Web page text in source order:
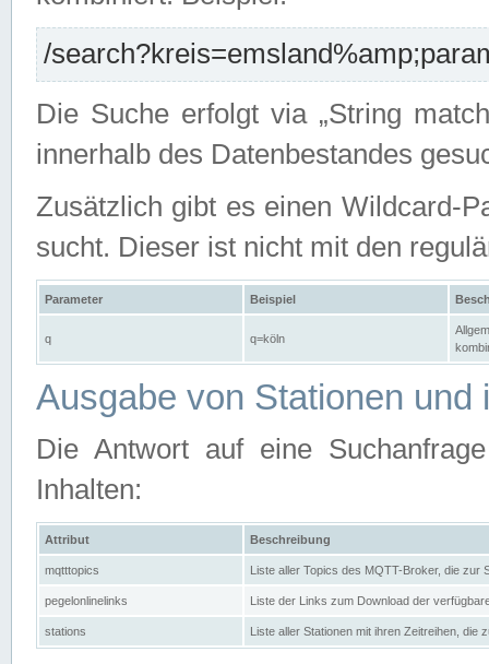
/
Die Suche erfolgt via „String
innerhalb des Datenbestandes
Zusätzlich gibt es einen Wildcard-
sucht. Dieser ist nicht mit den
Parameter Beispiel
q q=köln
Ausgabe von Stationen und
Die Antwort auf eine
Inhalten:
Attribut Beschreibung
mqtttopics Liste aller Topics des MQTT-Broker, die zur
pegelonlinelinks Liste der Links zum Download der
stations Liste aller Stationen mit ihren Zeitreihen, die